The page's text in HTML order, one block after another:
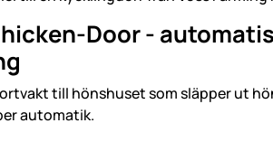
Door -
till hönshuset som släpper ut
automatik.